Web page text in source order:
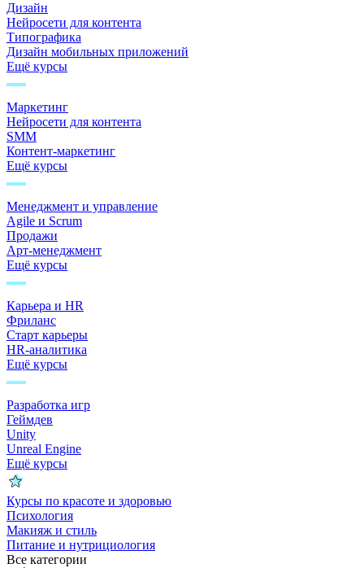
Дизайн
Нейросети для контента
Типографика
Дизайн мобильных приложений
Ещё курсы
Маркетинг
Нейросети для контента
SMM
Контент-маркетинг
Ещё курсы
Менеджмент и управление
Agile и Scrum
Продажи
Арт-менеджмент
Ещё курсы
Карьера и HR
Фриланс
Старт карьеры
HR-аналитика
Ещё курсы
Разработка игр
Геймдев
Unity
Unreal Engine
Ещё курсы
Курсы по красоте и здоровью
Психология
Макияж и стиль
Питание и нутрициология
Все категории